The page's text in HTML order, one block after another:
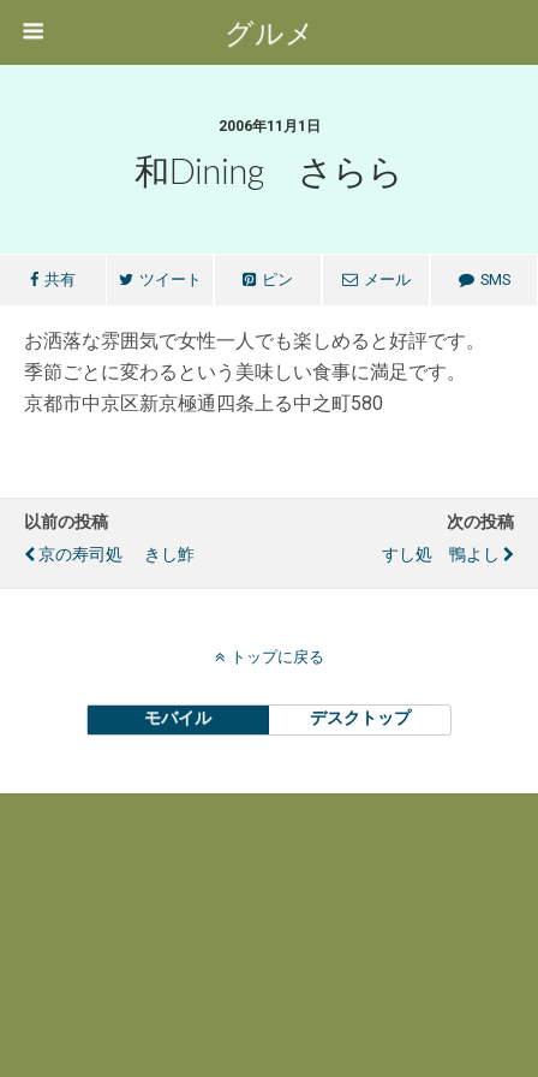
グルメ
2006年11月1日
和Dining さらら
共有 ツイート ピン メール SMS
お洒落な雰囲気で女性一人でも楽しめると好評です。
季節ごとに変わるという美味しい食事に満足です。
京都市中京区新京極通四条上る中之町580
以前の投稿
京の寿司処 きし鮓
次の投稿
すし処 鴨よし
トップに戻る
モバイル デスクトップ